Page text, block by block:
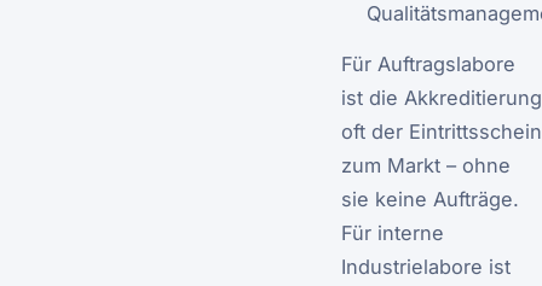
Für Auftragslabore
ist die Akkreditierung
oft der Eintrittsschein
zum Markt – ohne
sie keine Aufträge.
Für interne
Industrielabore ist